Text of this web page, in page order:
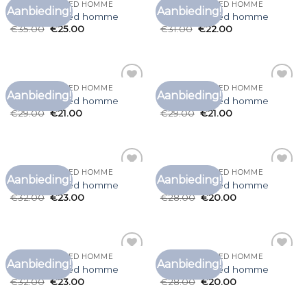
Aanbieding!
aan
T SHIRT SELECTED HOMME
t shirt selected homme
€35.00 €25.00
Aanbieding!
aan
T SHIRT SELECTED HOMME
t shirt selected homme
€31.00 €22.00
Aanbieding!
aan
T SHIRT SELECTED HOMME
t shirt selected homme
€29.00 €21.00
Aanbieding!
aan
T SHIRT SELECTED HOMME
t shirt selected homme
€29.00 €21.00
Aanbieding!
aan
T SHIRT SELECTED HOMME
t shirt selected homme
€32.00 €23.00
Aanbieding!
aan
T SHIRT SELECTED HOMME
t shirt selected homme
€28.00 €20.00
Aanbieding!
aan
T SHIRT SELECTED HOMME
t shirt selected homme
€32.00 €23.00
Aanbieding!
aan
T SHIRT SELECTED HOMME
t shirt selected homme
€28.00 €20.00